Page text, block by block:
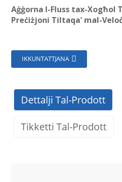
Aġġorna l-Fluss tax-Xogħol
Preċiżjoni Tiltaqa' mal-
IKKUNTATTJANA
Dettalji Tal-Prodott
Tikketti Tal-Prodott